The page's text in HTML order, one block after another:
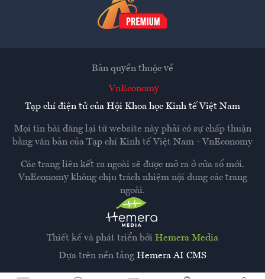
Thiết kế và phát triển bởi Hemera Media
Dựa trên nền tảng Hemera AI CMS
Bản quyền thuộc về
VnEconomy
Tạp chí điện tử của Hội Khoa học Kinh tế Việt Nam
Mọi tin bài đăng lại từ website này phải có sự chấp thuận
bằng văn bản của Tạp chí Kinh tế Việt Nam - VnEconomy
Các trang liên kết ra ngoài sẽ được mở ra ở cửa sổ mới.
VnEconomy không chịu trách nhiệm nội dung các trang
ngoài.